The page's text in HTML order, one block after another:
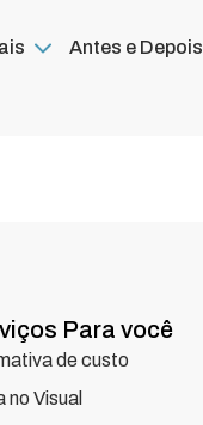
Antes e Depois
Para você
de custo
no Visual